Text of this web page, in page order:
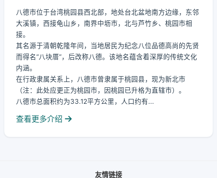
八德市位于台湾桃园县西北部，地处台北盆地南方边缘，东邻
大溪镇，西接龟山乡，南界中坜市，北与芦竹乡、桃园市相
接。
其名源于清朝乾隆年间，当地居民为纪念八位品德高尚的先贤
而得名“八块厝”，后改称八德。该地名蕴含着深厚的传统文化
内涵。
在行政隶属关系上，八德市曾隶属于桃园县，现为新北市
（注：此处应更正为桃园市，因桃园已升格为直辖市）。
八德市总面积约为33.12平方公里，人口约有...
查看更多介绍
友情链接